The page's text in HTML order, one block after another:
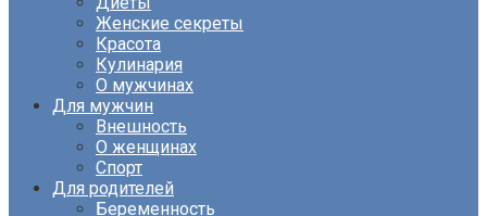
Женские секреты
Красота
Кулинария
О мужчинах
Для мужчин
Внешность
О женщинах
Спорт
Для родителей
Беременность